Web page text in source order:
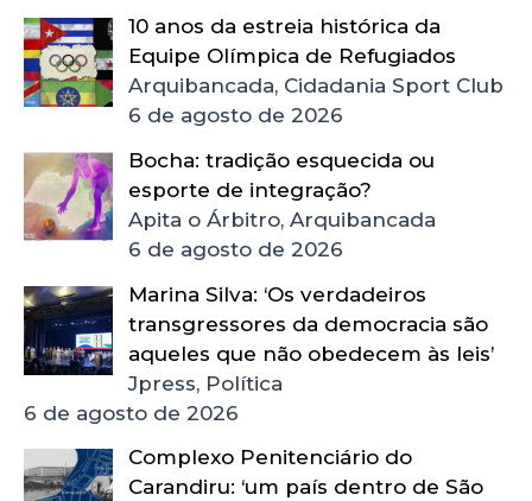
10 anos da estreia histórica da
Equipe Olímpica de Refugiados
Arquibancada, Cidadania Sport Club
6 de agosto de 2026
Bocha: tradição esquecida ou
esporte de integração?
Apita o Árbitro, Arquibancada
6 de agosto de 2026
Marina Silva: ‘Os verdadeiros
transgressores da democracia são
aqueles que não obedecem às leis’
Jpress, Política
6 de agosto de 2026
Complexo Penitenciário do
Carandiru: ‘um país dentro de São